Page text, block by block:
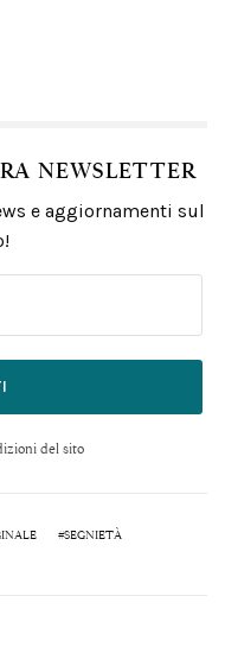
NEWSLETTER
e aggiornamenti sul
del sito
#SEGNIETÀ